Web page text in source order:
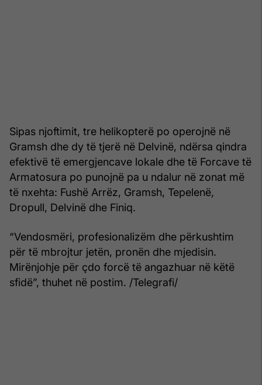
Sipas njoftimit, tre helikopterë po operojnë në
Gramsh dhe dy të tjerë në Delvinë, ndërsa qindra
efektivë të emergjencave lokale dhe të Forcave të
Armatosura po punojnë pa u ndalur në zonat më
të nxehta: Fushë Arrëz, Gramsh, Tepelenë,
Dropull, Delvinë dhe Finiq.
“Vendosmëri, profesionalizëm dhe përkushtim
për të mbrojtur jetën, pronën dhe mjedisin.
Mirënjohje për çdo forcë të angazhuar në këtë
sfidë”, thuhet në postim. /Telegrafi/